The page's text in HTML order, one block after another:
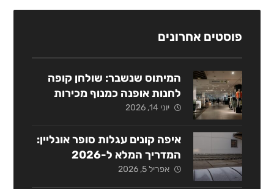
פוסטים אחרונים
המיתוס שנשבר: שולחן קופה
לחנות אופנה כמנוף מכירות
אסטרטגי
יוני 14, 2026
איפה קונים עגלות סופר אונליין:
המדריך המלא ל-2026
אפריל 5, 2026